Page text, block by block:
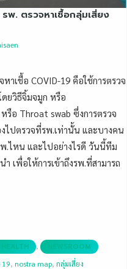
พ. ตรวจหาเชื้อกลุ่มเสี่ยง
เชื้อ COVID-19 คือใช้การตรวจ
ดยวิธีจิ้มจมูก หรือ
รือ Throat swab ซึ่งการตรวจ
ไปตรวจที่รพ.เท่านั้น และบางคน
.ไหน และไปอย่างไรดี วันนี้ทีม
เพื่อให้การเข้าถึงรพ.ที่สามารถ
HEALTH , NEWSROOM
19,nostra map,กลุ่มเสี่ยง